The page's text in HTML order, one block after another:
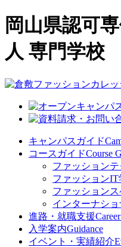
岡山県認可
人 専門学校
キャンパスガイド
コースガイドCourse
ファッション
ファッションIT
ファッション
インターナシ
進路・就職支援
入学案内Guidance
イベント・実績紹介